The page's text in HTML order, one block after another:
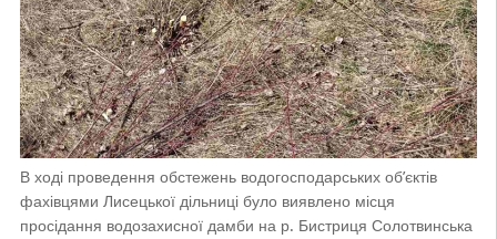
В ході проведення обстежень водогосподарських об’єктів
фахівцями Лисецької дільниці було виявлено місця
просідання водозахисної дамби на р. Бистриця Солотвинська